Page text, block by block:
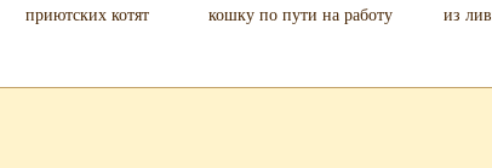
приютских котят
кошку по пути на работу
из